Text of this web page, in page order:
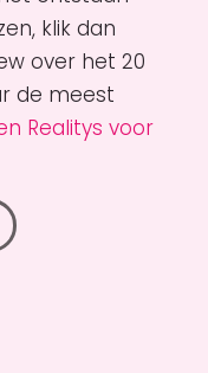
klik dan
over het 20
de meest
Realitys voor